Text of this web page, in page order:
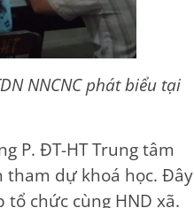
NNCNC phát biểu tại
P. ĐT-HT Trung tâm
tham dự khoá học. Đây
chức cùng HND xã.